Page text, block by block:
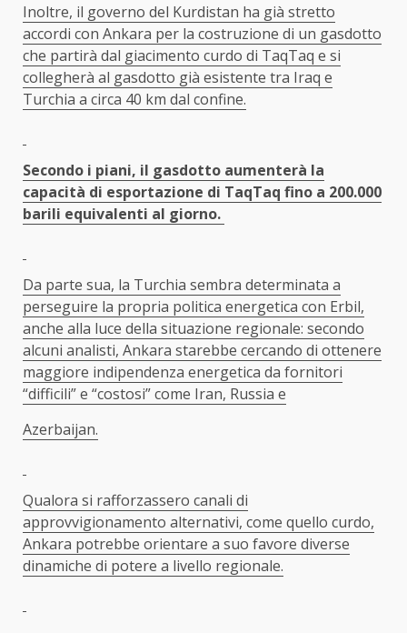
Inoltre, il governo del Kurdistan ha già stretto
accordi con Ankara per la costruzione di un gasdotto
che partirà dal giacimento curdo di TaqTaq e si
collegherà al gasdotto già esistente tra Iraq e
Turchia a circa 40 km dal confine.
Secondo i piani, il gasdotto aumenterà la
capacità di esportazione di TaqTaq fino a 200.000
barili equivalenti al giorno.
Da parte sua, la Turchia sembra determinata a
perseguire la propria politica energetica con Erbil,
anche alla luce della situazione regionale: secondo
alcuni analisti, Ankara starebbe cercando di ottenere
maggiore indipendenza energetica da fornitori
“difficili” e “costosi” come Iran, Russia e
Azerbaijan.
Qualora si rafforzassero canali di
approvvigionamento alternativi, come quello curdo,
Ankara potrebbe orientare a suo favore diverse
dinamiche di potere a livello regionale.